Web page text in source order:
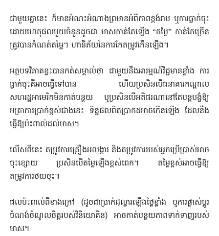
ជាមួយគ្នានេះ ក៏មានអំណះអំណាងព្រមានអំពីភាពខ្ពង់រាប ឬការធ្លាក់ចុះ
ដោយហេតុផលមួយចំនួនដូចជា មាសកាន់តែឡើង “តម្លៃ” កាន់តែច្រើន
ត្រូវបានកំណត់តម្លៃ។ ហានិភ័យនៃការកែតម្រូវកើនឡើង។
អត្ថបទវិភាគខ្លះបានកត់សម្គាល់ថា ជាមួយនឹងអារម្មណ៍វិជ្ជមានខ្លាំង ការ
ធ្លាក់ចុះគឺអាចធ្វើទៅបាន ហើយប្រសិនបើធនាគារកណ្តាល
សហរដ្ឋអាមេរិកមិនកាត់បន្ថយ ឬប្រសិនបើអតិផរណានៅតែបន្តបង្ខំឱ្យ
អត្រាការប្រាក់ខ្ពស់ជាងនេះ ទិន្នផលពិតប្រាកដអាចកើនឡើង ដែលនឹង
ធ្វើឱ្យប៉ះពាល់ដល់មាស។
លើសពីនេះ តម្រូវការគ្រឿងអលង្ការ និងតម្រូវការរបស់អ្នកប្រើប្រាស់អាច
ចុះខ្សោយ ប្រសិនបើតម្លៃឡើងខ្ពស់ពេក។ តម្លៃខ្ពស់អាចធ្វើឱ្យ
តម្រូវការថយចុះ។
ផលប៉ះពាល់ពីខាងក្រៅ (ដូចជាប្រាក់ដុល្លារឡើងថ្លៃខ្លាំង ឬការផ្លាស់ប្តូរ
ចំណង់ចំណូលចិត្តរបស់វិនិយោគិន) អាចកាត់បន្ថយភាពទាក់ទាញរបស់
មាស។